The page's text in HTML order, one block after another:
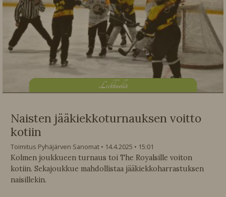
Liikkeellä
Naisten jääkiekkoturnauksen voitto
kotiin
Toimitus Pyhäjärven Sanomat 14.4.2025
15:01
Kolmen joukkueen turnaus toi The Royalsille voiton
kotiin. Sekajoukkue mahdollistaa jääkiekkoharrastuksen
naisillekin.